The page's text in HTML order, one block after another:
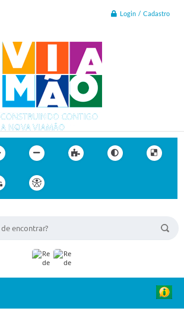
Login / Cadastro